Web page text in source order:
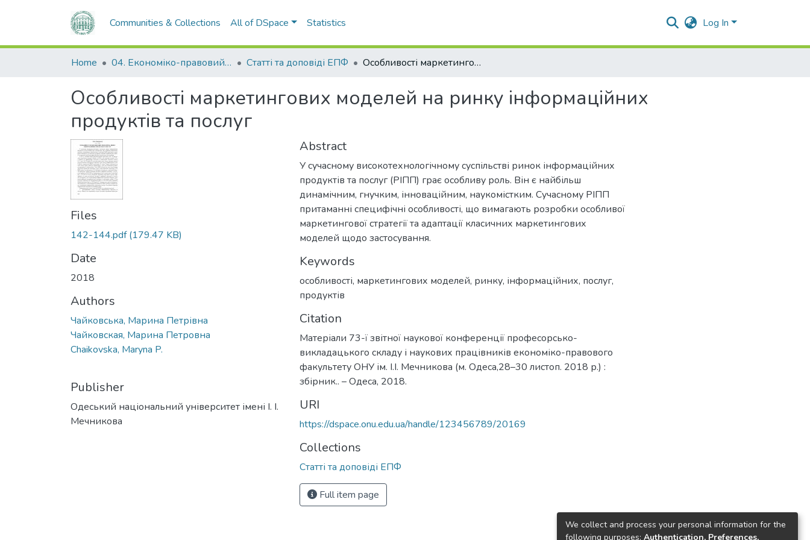
Communities & Collections All of DSpace Statistics Log In
Home 04. Економіко-правовий факультет Статті та доповіді ЕПФ Особливості маркетингових моделей на ринку інформаційних продуктів та послуг
Особливості маркетингових моделей на ринку інформаційних
продуктів та послуг
Files
142-144.pdf(179.47 KB)
Date
2018
Authors
Чайковська, Марина Петрівна
Чайковская, Марина Петровна
Chaikovska, Maryna P.
Publisher
Одеський національний університет імені І. І.
Мечникова
Abstract
У сучасному високотехнологічному суспільстві ринок інформаційних
продуктів та послуг (РІПП) грає особливу роль. Він є найбільш
динамічним, гнучким, інноваційним, наукомістким. Сучасному РІПП
притаманні специфічні особливості, що вимагають розробки особливої
маркетингової стратегії та адаптації класичних маркетингових
моделей щодо застосування.
Keywords
особливості, маркетингових моделей, ринку, інформаційних, послуг,
продуктів
Citation
Матеріали 73-ї звітної наукової конференції професорсько-
викладацького складу і наукових працівників економіко-правового
факультету ОНУ ім. І.І. Мечникова (м. Одеса,28–30 листоп. 2018 р.) :
збірник.. – Одеса, 2018.
URI
https://dspace.onu.edu.ua/handle/123456789/20169
Collections
Статті та доповіді ЕПФ
Full item page
We collect and process your personal information for the
following purposes: Authentication, Preferences,